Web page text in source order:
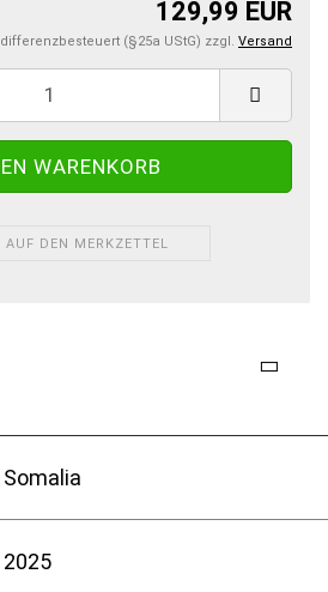
129,99 EUR
differenzbesteuert (§25a UStG) zzgl. Versand
AUF DEN MERKZETTEL
Somalia
2025